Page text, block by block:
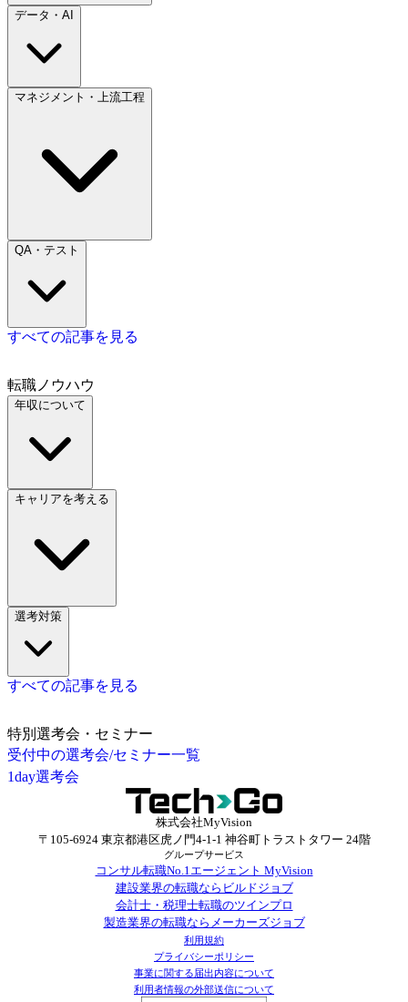
データ・AI
マネジメント・上流工程
QA・テスト
すべての記事を見る
転職ノウハウ
年収について
キャリアを考える
選考対策
すべての記事を見る
特別選考会・セミナー
受付中の選考会/セミナー一覧
1day選考会
株式会社MyVision
〒105-6924 東京都港区虎ノ門4-1-1 神谷町トラストタワー 24階
グループサービス
コンサル転職No.1エージェント MyVision
建設業界の転職ならビルドジョブ
会計士・税理士転職のツインプロ
製造業界の転職ならメーカーズジョブ
利用規約
プライバシーポリシー
事業に関する届出内容について
利用者情報の外部送信について